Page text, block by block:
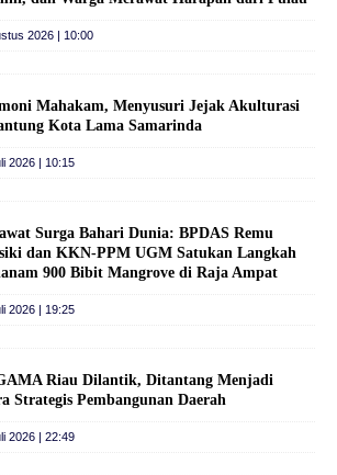
2026 | 10:00
Mahakam, Menyusuri Jejak Akulturasi
Kota Lama Samarinda
2026 | 10:15
Surga Bahari Dunia: BPDAS Remu
dan KKN-PPM UGM Satukan Langkah
900 Bibit Mangrove di Raja Ampat
2026 | 19:25
Riau Dilantik, Ditantang Menjadi
Strategis Pembangunan Daerah
2026 | 22:49